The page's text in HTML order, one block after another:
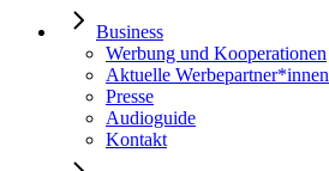
Business
Werbung und Kooperationen
Aktuelle Werbepartner*innen
Presse
Audioguide
Kontakt